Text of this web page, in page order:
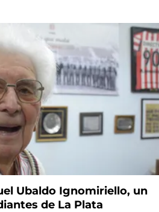
Ubaldo Ignomiriello, un
de La Plata